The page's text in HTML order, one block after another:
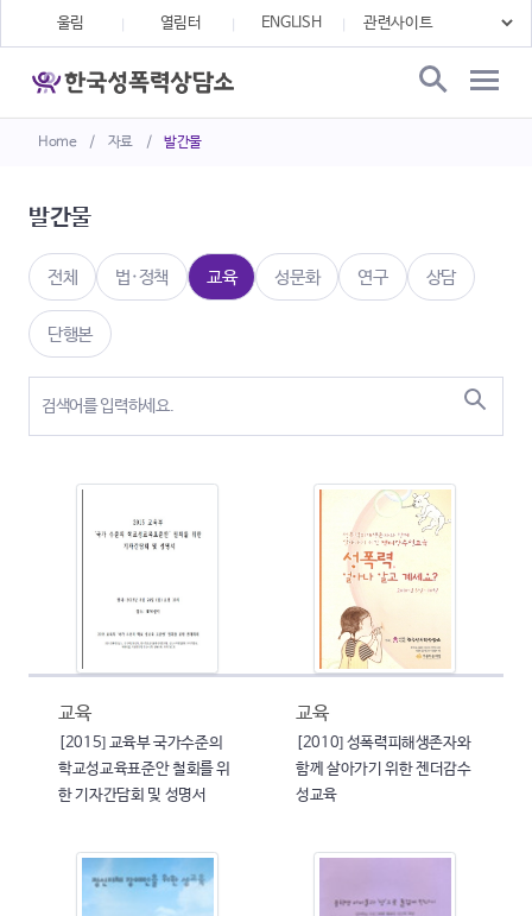
Home / 자료 / 발간물
울림 열림터 ENGLISH
발간물
전체 법·정책 교육 성문화 연구 상담
단행본
교육
[2015] 교육부 국가수준의
학교성교육표준안 철회를 위
한 기자간담회 및 성명서
교육
[2010] 성폭력피해생존자와
함께 살아가기 위한 젠더감수
성교육